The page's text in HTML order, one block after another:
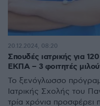
Σπουδές ιατρικής για
ΕΚΠΑ – 3 φοιτητές
Το ξενόγλωσσο
Ιατρικής Σχολής του
τρία χρόνια προσφέρει
20.12.2024, 08:20